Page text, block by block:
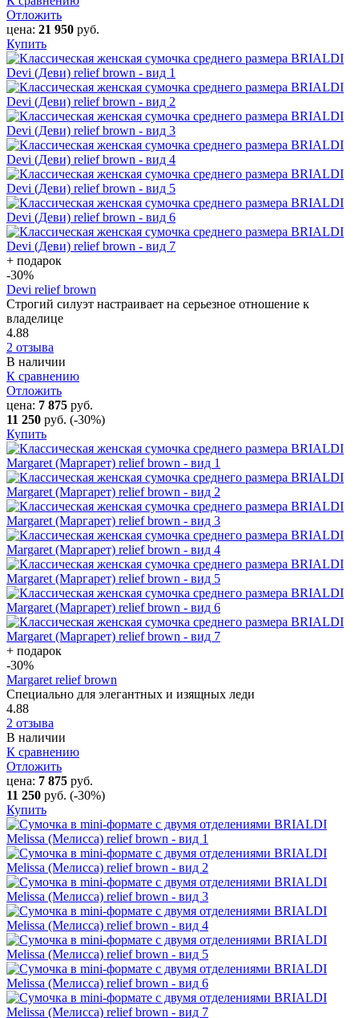
Отложить
цена: 21 950 руб.
Купить
+ подарок
-30%
Devi relief brown
Строгий силуэт настраивает на серьезное отношение к
владелице
4.88
2 отзыва
В наличии
К сравнению
Отложить
цена: 7 875 руб.
11 250 руб. (-30%)
Купить
+ подарок
-30%
Margaret relief brown
Специально для элегантных и изящных леди
4.88
2 отзыва
В наличии
К сравнению
Отложить
цена: 7 875 руб.
11 250 руб. (-30%)
Купить